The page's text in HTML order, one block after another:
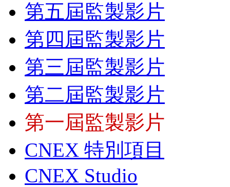
第五屆監製影片
第四屆監製影片
第三屆監製影片
第二屆監製影片
第一屆監製影片
CNEX 特別項目
CNEX Studio